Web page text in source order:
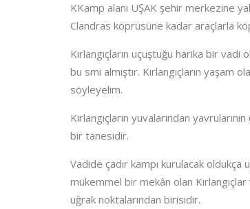
KKamp alanı UŞAK şehir merkezine
Clandras köprüsüne kadar araçlarla
Kırlangıçların uçuştuğu harika bir vadi
bu smi almıştır. Kırlangıçların yaşam
söyleyelim.
Kırlangıçların yuvalarından
bir tanesidir.
Vadide çadır kampı kurulacak
mükemmel bir mekân olan
uğrak noktalarından birisidir.